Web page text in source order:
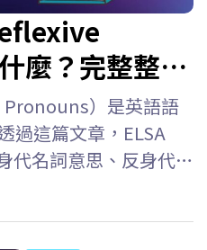
麼？完整整理
與練習題
Pronouns）是英語語
過這篇文章，ELSA
代名詞意思、反身代名
、如何與人稱代名詞